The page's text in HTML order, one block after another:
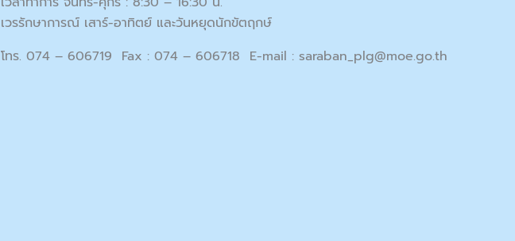
เวรรักษาการณ์ เสาร์-อาทิตย์ และวันหยุดนักขัตฤกษ์
โทร. 074 – 606719 Fax : 074 – 606718 E-mail : saraban_plg@moe.go.th